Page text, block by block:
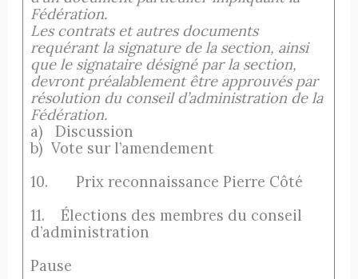
Fédération.
Les contrats et autres documents
requérant la signature de la section, ainsi
que le signataire désigné par la section,
devront préalablement être approuvés par
résolution du conseil d’administration de la
Fédération.
a) Discussion
b) Vote sur l’amendement
10. Prix reconnaissance Pierre Côté
11. Élections des membres du conseil
d’administration
Pause